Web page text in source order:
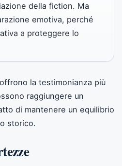
della fiction. Ma
emotiva, perché
a proteggere lo
la testimonianza più
raggiungere un
di mantenere un equilibrio
storico.